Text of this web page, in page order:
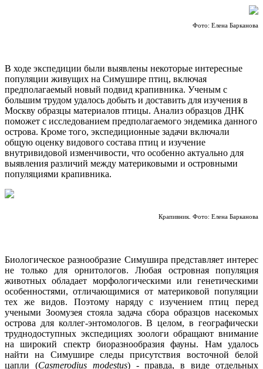
Фото: Елена Барканова
В ходе экспедиции были выявлены некоторые интересные
популяции живущих на Симушире птиц, включая
предполагаемый новый подвид крапивника. Ученым с
большим трудом удалось добыть и доставить для изучения в
Москву образцы материалов птицы. Анализ образцов ДНК
поможет с исследованием предполагаемого эндемика данного
острова. Кроме того, экспедиционные задачи включали
общую оценку видового состава птиц и изучение
внутривидовой изменчивости, что особенно актуально для
выявления различий между материковыми и островными
популяциями крапивника.
Крапивник. Фото: Елена Барканова
Биологическое разнообразие Симушира представляет интерес
не только для орнитологов. Любая островная популяция
животных обладает морфологическими или генетическими
особенностями, отличающимися от материковой популяции
тех же видов. Поэтому наряду с изучением птиц перед
учеными Зоомузея стояла задача сбора образцов насекомых
острова для коллег-энтомологов. В целом, в географически
труднодоступных экспедициях зоологи обращают внимание
на широкий спектр биоразнообразия фауны. Нам удалось
найти на Симушире следы присутствия восточной белой
цапли (Casmerodius modestus) - правда, в виде отдельных